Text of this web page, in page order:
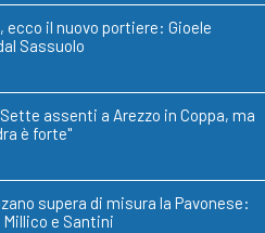
ecco il nuovo portiere: Gioele
Sassuolo
assenti a Arezzo in Coppa, ma
è forte"
supera di misura la Pavonese:
e Santini